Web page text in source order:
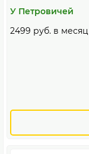
У Петровичей
2499 руб. в месяц